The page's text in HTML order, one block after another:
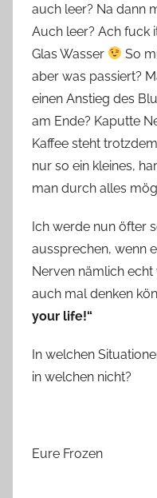
auch leer? Na dann
Auch leer? Ach fuck
Glas Wasser
So
aber was passiert?
einen Anstieg des
am Ende? Kaputte
Kaffee steht
nur so ein kleines,
man durch alles
Ich werde nun öfter
aussprechen, wenn
Nerven nämlich
auch mal denken
your life!“
In welchen
in welchen nicht?
Eure Frozen